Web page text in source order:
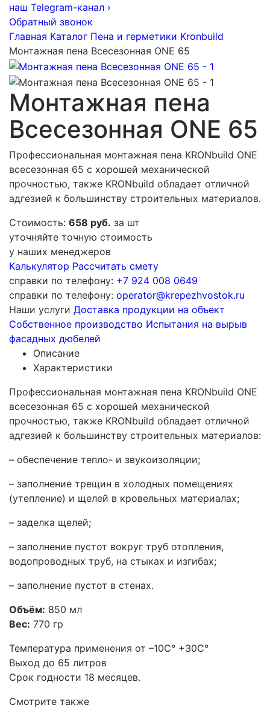
наш Telegram-канал ›
Обратный звонок
Главная Каталог Пена и герметики Kronbuild
Монтажная пена Всесезонная ONE 65
Монтажная пена
Всесезонная ONE 65
Профессиональная монтажная пена KRONbuild ONE
всесезонная 65 с хорошей механической
прочностью, также KRONbuild обладает отличной
адгезией к большинству строительных материалов.
Стоимость: 658 руб. за шт
уточняйте точную стоимость
у наших менеджеров
Калькулятор Рассчитать смету
справки по телефону: +7 924 008 0649
справки по телефону: operator@krepezhvostok.ru
Наши услуги Доставка продукции на объект
Собственное производство Испытания на вырыв
фасадных дюбелей
Описание
Характеристики
Профессиональная монтажная пена KRONbuild ONE
всесезонная 65 с хорошей механической
прочностью, также KRONbuild обладает отличной
адгезией к большинству строительных материалов:
– обеспечение тепло- и звукоизоляции;
– заполнение трещин в холодных помещениях
(утепление) и щелей в кровельных материалах;
– заделка щелей;
– заполнение пустот вокруг труб отопления,
водопроводных труб, на стыках и изгибах;
– заполнение пустот в стенах.
Объём: 850 мл
Вес: 770 гр
Температура применения от –10С° +30С°
Выход до 65 литров
Срок годности 18 месяцев.
Смотрите также